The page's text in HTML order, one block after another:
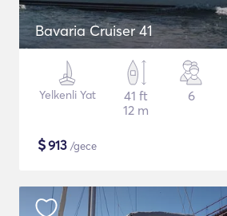
Bavaria Cruiser 41
Yelkenli Yat
41 ft
12 m
6
$913 /gece